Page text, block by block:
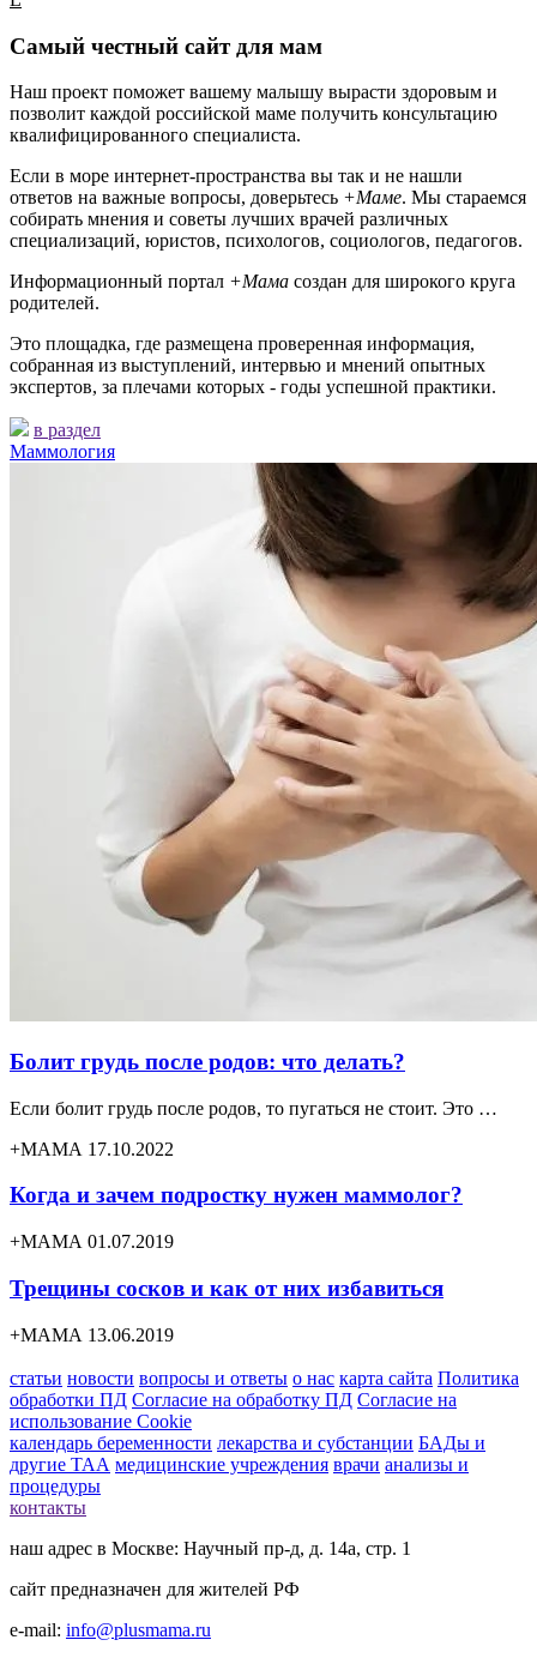
Самый честный сайт для мам
Наш проект поможет вашему малышу вырасти здоровым и
позволит каждой российской маме получить консультацию
квалифицированного специалиста.
Если в море интернет-пространства вы так и не нашли
ответов на важные вопросы, доверьтесь +Маме. Мы стараемся
собирать мнения и советы лучших врачей различных
специализаций, юристов, психологов, социологов, педагогов.
Информационный портал +Мама создан для широкого круга
родителей.
Это площадка, где размещена проверенная информация,
собранная из выступлений, интервью и мнений опытных
экспертов, за плечами которых - годы успешной практики.
в раздел
Маммология
Болит грудь после родов: что делать?
Если болит грудь после родов, то пугаться не стоит. Это …
+МАМА 17.10.2022
Когда и зачем подростку нужен маммолог?
+МАМА 01.07.2019
Трещины сосков и как от них избавиться
+МАМА 13.06.2019
статьи новости вопросы и ответы о нас карта сайта Политика
обработки ПД Согласие на обработку ПД Согласие на
использование Cookie
календарь беременности лекарства и субстанции БАДы и
другие ТАА медицинские учреждения врачи анализы и
процедуры
контакты
наш адрес в Москве: Научный пр-д, д. 14а, стр. 1
сайт предназначен для жителей РФ
e-mail: info@plusmama.ru